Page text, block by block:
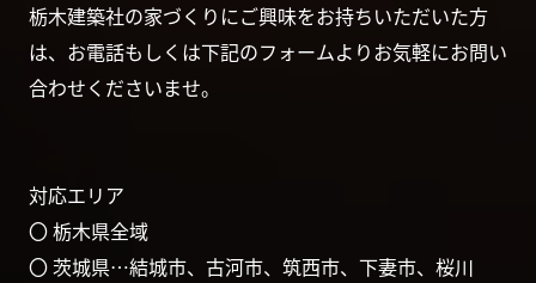
栃木建築社の家づくりにご興味をお持ちいただいた方
は、お電話もしくは下記のフォームよりお気軽にお問い
合わせくださいませ。
対応エリア
〇 栃木県全域
〇 茨城県…結城市、古河市、筑西市、下妻市、桜川